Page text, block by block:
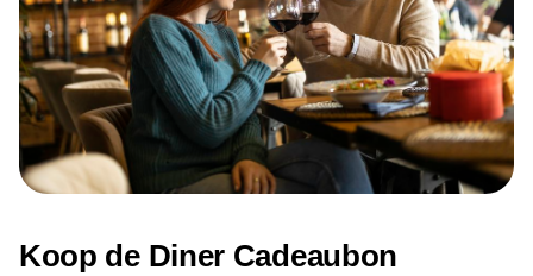
Koop de Diner Cadeaubon